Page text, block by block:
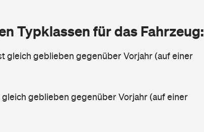
Typklassen für das Fahrzeug:
gleich geblieben gegenüber Vorjahr (auf einer
gleich geblieben gegenüber Vorjahr (auf einer